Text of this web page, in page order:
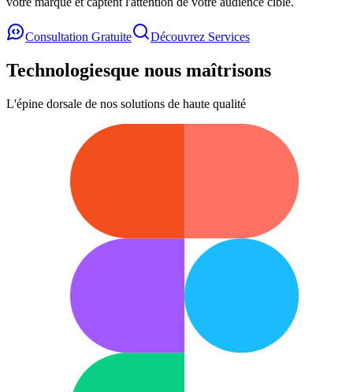
Consultation Gratuite Découvrez Services
Technologiesque nous maîtrisons
L'épine dorsale de nos solutions de haute qualité